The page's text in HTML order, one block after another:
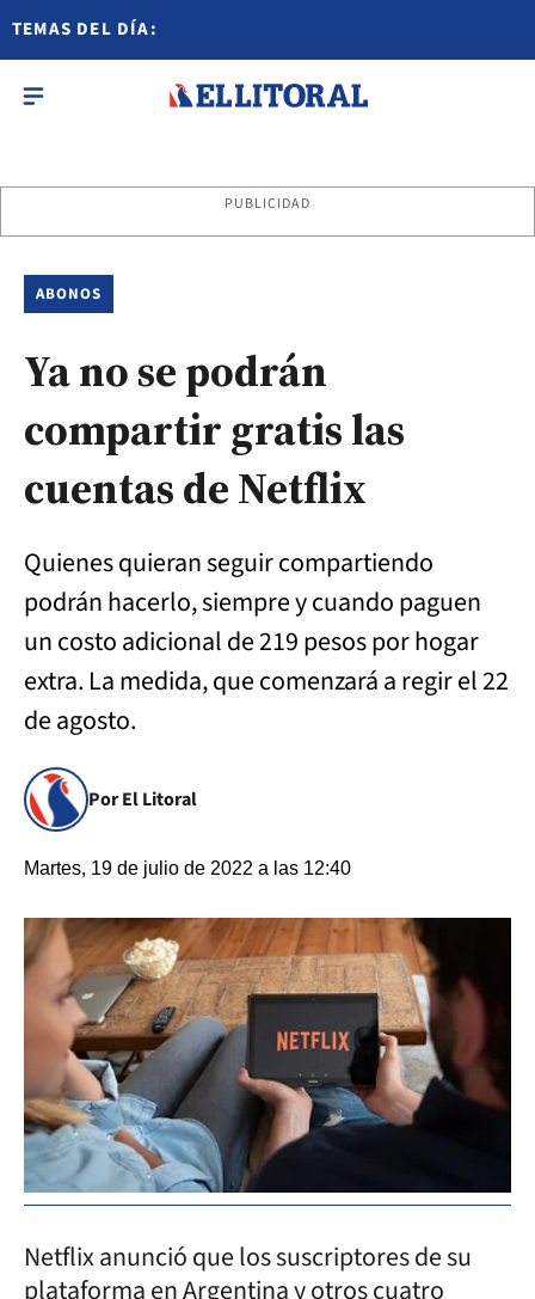
TEMAS DEL DÍA:
PUBLICIDAD
ABONOS
Ya no se podrán
compartir gratis las
cuentas de Netflix
Quienes quieran seguir compartiendo
podrán hacerlo, siempre y cuando paguen
un costo adicional de 219 pesos por hogar
extra. La medida, que comenzará a regir el 22
de agosto.
Por El Litoral
Martes, 19 de julio de 2022 a las 12:40
Netflix anunció que los suscriptores de su
plataforma en Argentina y otros cuatro